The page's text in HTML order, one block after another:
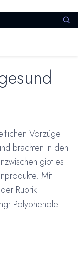
Vorzüge
brachten in den
gibt es
Mit
Rubrik
Polyphenole